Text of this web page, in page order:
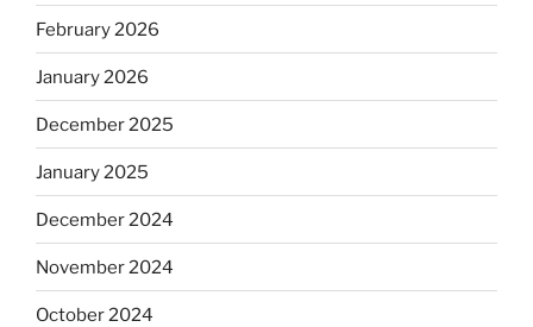
February 2026
January 2026
December 2025
January 2025
December 2024
November 2024
October 2024